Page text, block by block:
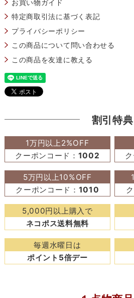
お買い物ガイド
特定商取引法に基づく表記
プライバシーポリシー
この商品について問い合わせる
この商品を友達に教える
割引特典
1万円以上2%OFF
クーポンコード： 1002
5万円以上10%OFF
クーポンコード： 1010
5,000円以上購入で
ネコポス送料無料
毎週水曜日は
ポイント5倍デー